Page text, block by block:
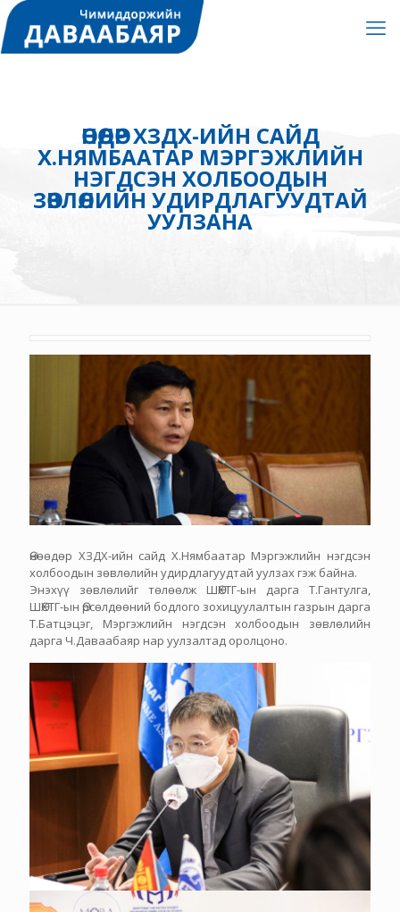
ӨНӨӨДӨР ХЗДХ-ИЙН САЙД
Х.НЯМБААТАР МЭРГЭЖЛИЙН
НЭГДСЭН ХОЛБООДЫН
ЗӨВЛӨЛИЙН УДИРДЛАГУУДТАЙ
УУЛЗАНА
Өнөөдөр ХЗДХ-ийн сайд Х.Нямбаатар Мэргэжлийн нэгдсэн
холбоодын зөвлөлийн удирдлагуудтай уулзах гэж байна.
Энэхүү зөвлөлийг төлөөлж ШӨХТГ-ын дарга Т.Гантулга,
ШӨХТГ-ын Өрсөлдөөний бодлого зохицуулалтын газрын дарга
Т.Батцэцэг, Мэргэжлийн нэгдсэн холбоодын зөвлөлийн
дарга Ч.Даваабаяр нар уулзалтад оролцоно.